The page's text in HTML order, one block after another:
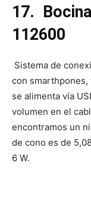
17.
112600
Sistema de
con smarthpones,
se alimenta vía
volumen en el
encontramos un
de cono es de
6 W.